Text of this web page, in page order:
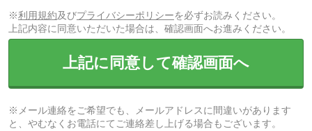
※利用規約及びプライバシーポリシーを必ずお読みください。
上記内容に同意いただいた場合は、確認画面へお進みください。
上記に同意して確認画面へ
※メール連絡をご希望でも、メールアドレスに間違いがあります
と、やむなくお電話にてご連絡差し上げる場合もございます。